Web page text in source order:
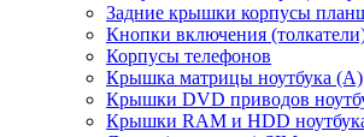
Задние крышки корпусы
Кнопки включения
Корпусы телефонов
Крышка матрицы ноутбука (A)
Крышки DVD приводов
Крышки RAM и HDD